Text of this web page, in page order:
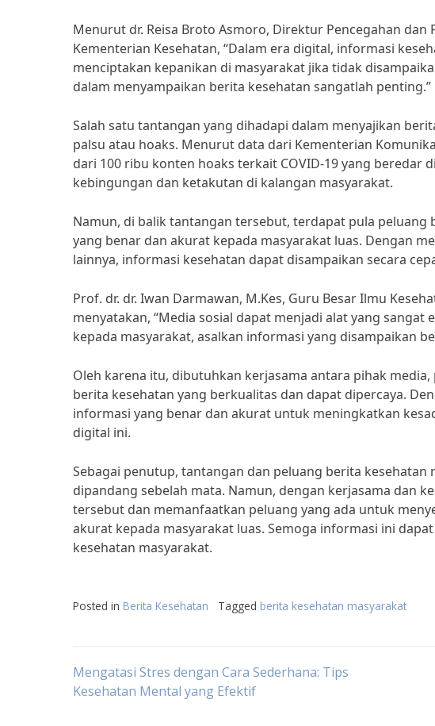
Menurut dr. Reisa Broto Asmoro, Direktur Pencegahan
Kementerian Kesehatan, “Dalam era digital, informasi
menciptakan kepanikan di masyarakat jika tidak
dalam menyampaikan berita kesehatan sangatlah penting.”
Salah satu tantangan yang dihadapi dalam menyajikan
palsu atau hoaks. Menurut data dari Kementerian
dari 100 ribu konten hoaks terkait COVID-19 yang beredar
kebingungan dan ketakutan di kalangan masyarakat.
Namun, di balik tantangan tersebut, terdapat pula
yang benar dan akurat kepada masyarakat luas. Dengan
lainnya, informasi kesehatan dapat disampaikan secara
Prof. dr. dr. Iwan Darmawan, M.Kes, Guru Besar Ilmu
menyatakan, “Media sosial dapat menjadi alat yang
kepada masyarakat, asalkan informasi yang disampaikan
Oleh karena itu, dibutuhkan kerjasama antara pihak
berita kesehatan yang berkualitas dan dapat dipercaya.
informasi yang benar dan akurat untuk meningkatkan
digital ini.
Sebagai penutup, tantangan dan peluang berita
dipandang sebelah mata. Namun, dengan kerjasama dan
tersebut dan memanfaatkan peluang yang ada untuk
akurat kepada masyarakat luas. Semoga informasi ini
kesehatan masyarakat.
Posted in Berita Kesehatan Tagged berita kesehatan masyarakat
Post
Mengatasi Stres dengan Cara Sederhana: Tips
Kesehatan Mental yang Efektif